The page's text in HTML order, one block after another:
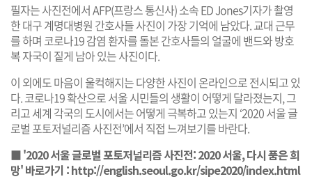
필자는 사진전에서 AFP(프랑스 통신사) 소속 ED Jones기자가 촬영
한 대구 계명대병원 간호사들 사진이 가장 기억에 남았다. 교대 근무
를 하며 코로나19 감염 환자를 돌본 간호사들의 얼굴에 밴드와 방호
복 자국이 짙게 남아 있는 사진이다.
이 외에도 마음이 울컥해지는 다양한 사진이 온라인으로 전시되고 있
다. 코로나19 확산으로 서울 시민들의 생활이 어떻게 달라졌는지, 그
리고 세계 각국의 도시에서는 어떻게 극복하고 있는지 ‘2020 서울 글
로벌 포토저널리즘 사진전’에서 직접 느껴보기를 바란다.
■'2020 서울 글로벌 포토저널리즘 사진전: 2020 서울, 다시 품은 희
망' 바로가기 :http://english.seoul.go.kr/sipe2020/index.html